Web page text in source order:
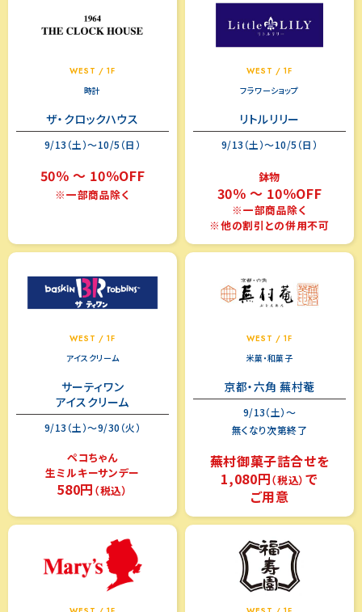
WEST / 1F
時計
ザ・クロックハウス
9/13（土）～10/5（日）
50％ ～ 10％OFF
※一部商品除く
WEST / 1F
フラワーショップ
リトルリリー
9/13（土）～10/5（日）
鉢物
30％ ～ 10％OFF
※一部商品除く
※他の割引との併用不可
WEST / 1F
アイスクリーム
サーティワン
アイスクリーム
9/13（土）～9/30（火）
ペコちゃん
生ミルキーサンデー
580円 （税込）
WEST / 1F
米菓・和菓子
京都・六角 蕪村菴
9/13（土）～
無くなり次第終了
蕪村御菓子詰合せを
1,080円（税込） で
ご用意